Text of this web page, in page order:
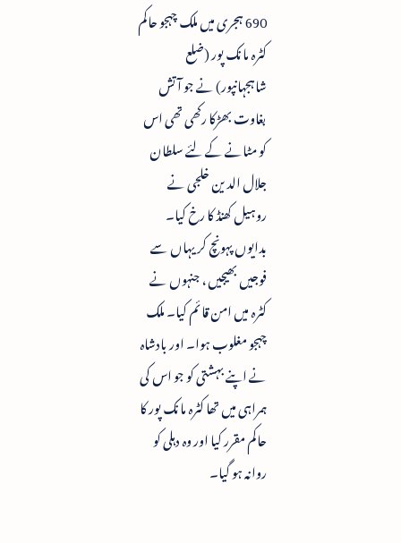
690 ہجری میں ملک چہجو حاکم
کٹرہ مانک پور (ضلع
شاہجہانپور) نے جو آتش
بغاوت بھڑکا رکھی تھی اس
کو مٹانے کے لئے سلطان
جلال الدین خلجی نے
روہیل کھنڈ کا رخ کیا۔
بدایوں پہونچ کر یہاں سے
فوجیں بھیجیں ، جنہوں نے
کٹرہ میں امن قائم کیا۔ ملک
چہجو مغلوب ہوا۔ اور بادشاہ
نے اپنے بہشتی کو جو اس کی
ہمراہی میں تھا کٹرہ مانک پور کا
حاکم مقرر کیا اور وہ دہلی کو
روانہ ہو گیا۔